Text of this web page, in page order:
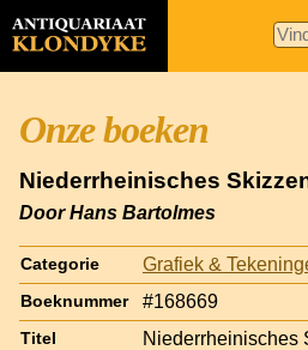
Onze boeken
Niederrheinisches
Door Hans Bartolmes
Categorie Grafiek &
Boeknummer #168669
Titel Niederrheinisches